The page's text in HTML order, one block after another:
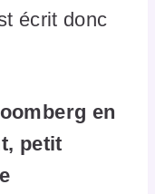
écrit donc
en
petit